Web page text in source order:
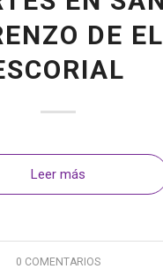
DE EL
Leer más
0 COMENTARIOS